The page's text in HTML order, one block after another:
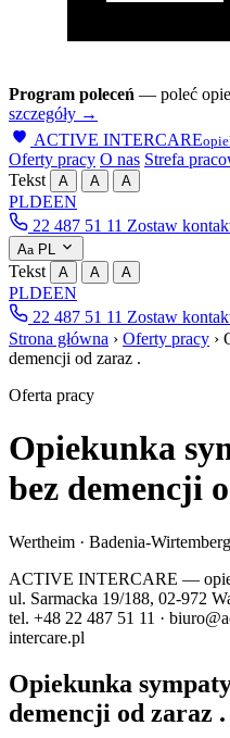
Program poleceń — poleć
szczegóły →
ACTIVE INTERCARE
Oferty pracy O nas Strefa
Tekst
A A A
PLDEEN
22 487 51 11 Zostaw
Aa PL
Tekst A A A
PLDEEN
22 487 51 11 Zostaw
Strona główna › Oferty pracy ›
demencji od zaraz .
Oferta pracy
Opiekunka
bez demencji
Wertheim · Badenia-
ACTIVE INTERCARE —
ul. Sarmacka 19/188, 02-972
tel. +48 22 487 51 11 ·
intercare.pl
Opiekunka
demencji od zaraz .